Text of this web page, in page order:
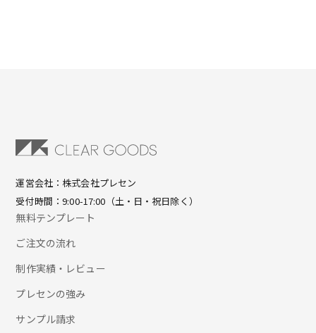
運営会社：株式会社プレセン
受付時間：9:00-17:00（土・日・祝日除く）
無料テンプレート
ご注文の流れ
制作実績・レビュー
プレセンの強み
サンプル請求